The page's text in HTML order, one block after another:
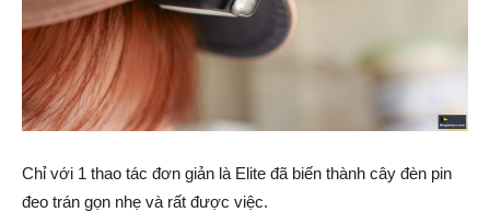
Chỉ với 1 thao tác đơn giản là Elite đã biến thành cây đèn pin
đeo trán gọn nhẹ và rất được việc.